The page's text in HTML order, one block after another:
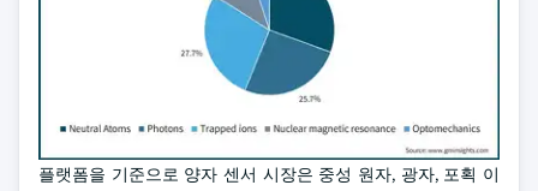
플랫폼을 기준으로 양자 센서 시장은 중성 원자, 광자, 포획 이